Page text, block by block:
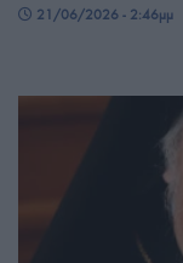
21/06/2026 - 2:46μμ